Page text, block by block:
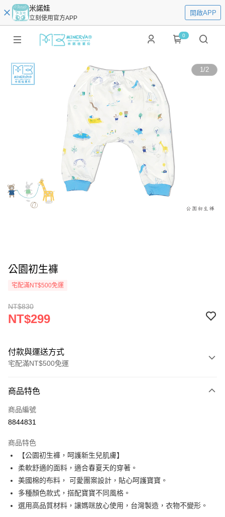
米諾娃
立刻使用官方APP
開啟APP
0
1/2
公園初生褲
宅配滿NT$500免運
NT$830
NT$299
付款與運送方式
宅配滿NT$500免運
信用卡一次付款
LINE Pay
街口支付
悠遊付
ATM付款
商品特色
商品編號
8844831
商品特色
【公園初生褲，呵護新生兒肌膚】
柔軟舒適的面料，適合春夏天的穿著。
美國棉的布料， 可愛團案設計，貼心呵護寶寶。
多種顏色款式，搭配寶寶不同風格。
選用高品質材料，讓媽咪放心使用，台灣製造，衣物不變形。